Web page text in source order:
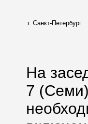
г. Санкт-Петербург
На
7